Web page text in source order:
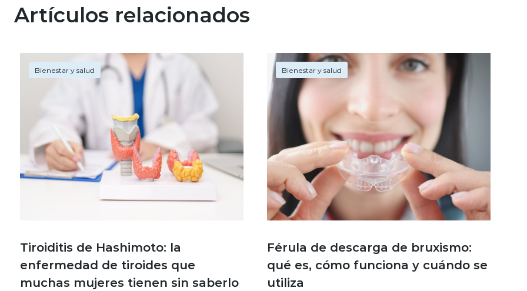
Artículos relacionados
Bienestar y salud
Tiroiditis de Hashimoto: la
enfermedad de tiroides que
muchas mujeres tienen sin saberlo
Bienestar y salud
Férula de descarga de bruxismo:
qué es, cómo funciona y cuándo se
utiliza